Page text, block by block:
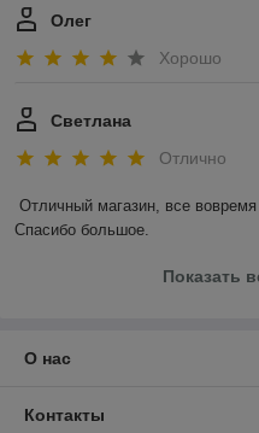
Олег
Хорошо
Светлана
Отлично
Отличный магазин, все
Спасибо большое.
Показать
О нас
Контакты